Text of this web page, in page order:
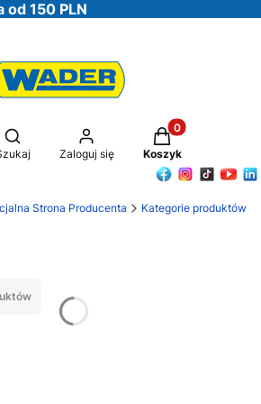
150 PLN
Otwórz wyszukiwarkę
Zaloguj się
Produkty w
Koszyk
Strona Producenta Kategorie produktów